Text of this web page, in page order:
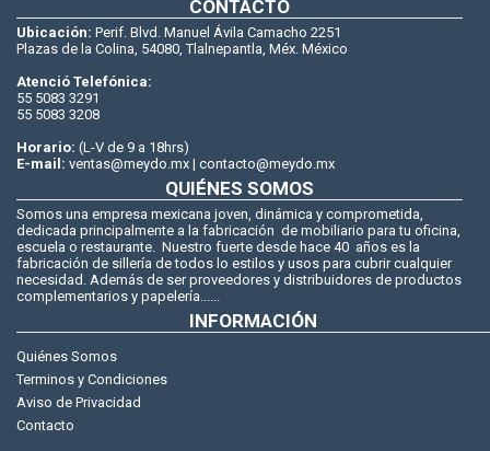
CONTACTO
Ubicación: Perif. Blvd. Manuel Ávila Camacho 2251
Plazas de la Colina, 54080, Tlalnepantla, Méx. México
Atenció Telefónica:
55 5083 3291
55 5083 3208
Horario: (L-V de 9 a 18hrs)
E-mail: ventas@meydo.mx | contacto@meydo.mx
QUIÉNES SOMOS
Somos una empresa mexicana joven, dinámica y comprometida,
dedicada principalmente a la fabricación de mobiliario para tu oficina,
escuela o restaurante. Nuestro fuerte desde hace 40 años es la
fabricación de sillería de todos lo estilos y usos para cubrir cualquier
necesidad. Además de ser proveedores y distribuidores de productos
complementarios y papelería......
INFORMACIÓN
Quiénes Somos
Terminos y Condiciones
Aviso de Privacidad
Contacto